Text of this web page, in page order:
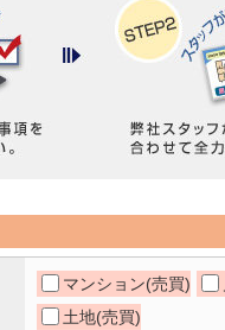
マンション(売買)
土地(売買)